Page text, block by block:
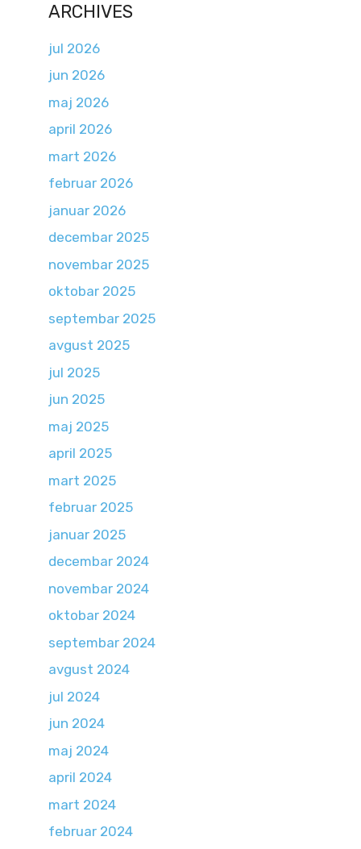
ARCHIVES
jul 2026
jun 2026
maj 2026
april 2026
mart 2026
februar 2026
januar 2026
decembar 2025
novembar 2025
oktobar 2025
septembar 2025
avgust 2025
jul 2025
jun 2025
maj 2025
april 2025
mart 2025
februar 2025
januar 2025
decembar 2024
novembar 2024
oktobar 2024
septembar 2024
avgust 2024
jul 2024
jun 2024
maj 2024
april 2024
mart 2024
februar 2024